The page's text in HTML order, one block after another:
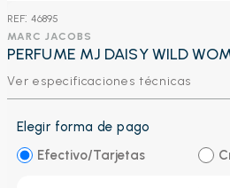
: 46895
MARC JACOBS
PERFUME MJ DAISY WILD
Ver especificaciones técnicas
Elegir forma de pago
Efectivo/Tarjetas